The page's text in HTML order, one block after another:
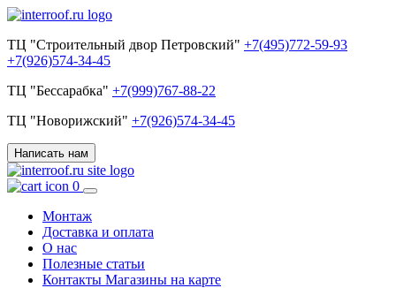
ТЦ "Строительный двор Петровский" +7(495)772-59-93
+7(926)574-34-45
ТЦ "Бессарабка" +7(999)767-88-22
ТЦ "Новорижский" +7(926)574-34-45
Написать нам
0
Монтаж
Доставка и оплата
О нас
Полезные статьи
Контакты Магазины на карте